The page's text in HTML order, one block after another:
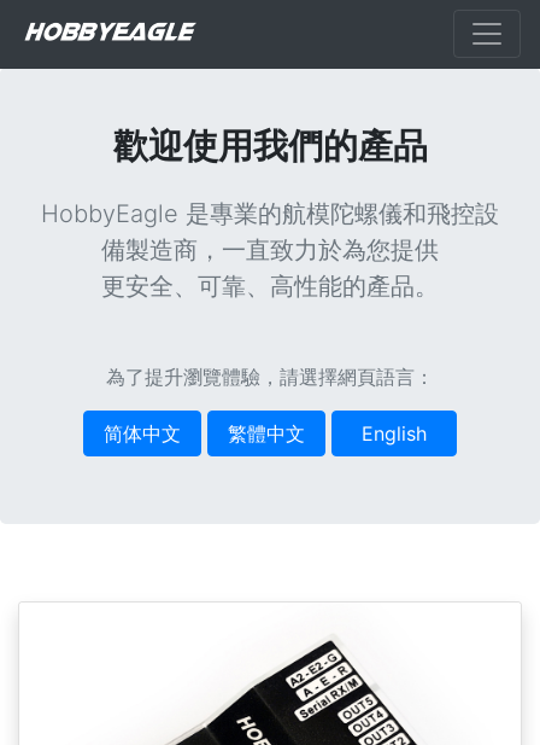
歡迎使用我們的產品
HobbyEagle 是專業的航模陀螺儀和飛控設
備製造商，一直致力於為您提供
更安全、可靠、高性能的產品。
為了提升瀏覽體驗，請選擇網頁語言：
简体中文 繁體中文 English